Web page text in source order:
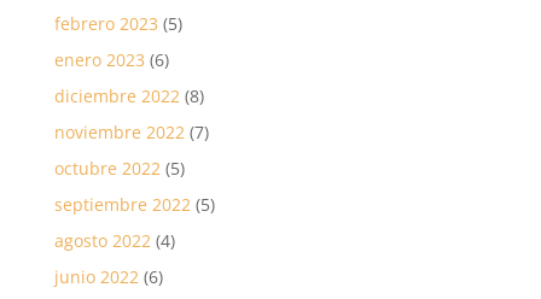
febrero 2023 (5)
enero 2023 (6)
diciembre 2022(8)
noviembre 2022(7)
octubre 2022(5)
septiembre 2022(5)
agosto 2022(4)
junio 2022(6)